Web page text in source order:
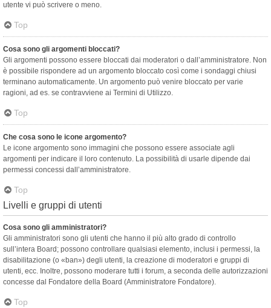
utente vi può scrivere o meno.
Top
Cosa sono gli argomenti bloccati?
Gli argomenti possono essere bloccati dai moderatori o dall’amministratore. Non
è possibile rispondere ad un argomento bloccato così come i sondaggi chiusi
terminano automaticamente. Un argomento può venire bloccato per varie
ragioni, ad es. se contravviene ai Termini di Utilizzo.
Top
Che cosa sono le icone argomento?
Le icone argomento sono immagini che possono essere associate agli
argomenti per indicare il loro contenuto. La possibilità di usarle dipende dai
permessi concessi dall’amministratore.
Top
Livelli e gruppi di utenti
Cosa sono gli amministratori?
Gli amministratori sono gli utenti che hanno il più alto grado di controllo
sull’intera Board; possono controllare qualsiasi elemento, inclusi i permessi, la
disabilitazione (o «ban») degli utenti, la creazione di moderatori e gruppi di
utenti, ecc. Inoltre, possono moderare tutti i forum, a seconda delle autorizzazioni
concesse dal Fondatore della Board (Amministratore Fondatore).
Top